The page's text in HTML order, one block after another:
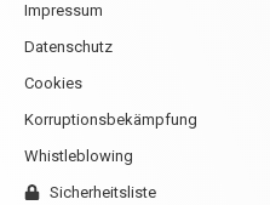
Impressum
Datenschutz
Cookies
Korruptionsbekämpfung
Whistleblowing
Sicherheitsliste